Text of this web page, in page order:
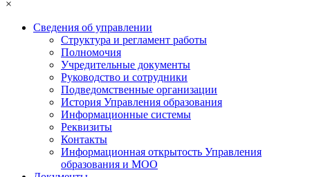
×
Сведения об управлении
Структура и регламент работы
Полномочия
Учредительные документы
Руководство и сотрудники
Подведомственные организации
История Управления образования
Информационные системы
Реквизиты
Контакты
Информационная открытость Управления
образования и МОО